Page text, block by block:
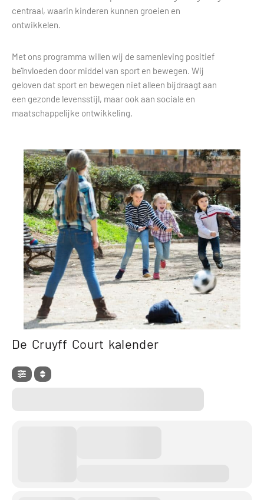
centraal, waarin kinderen kunnen groeien en
ontwikkelen.
Met ons programma willen wij de samenleving positief
beïnvloeden door middel van sport en bewegen. Wij
geloven dat sport en bewegen niet alleen bijdraagt aan
een gezonde levensstijl, maar ook aan sociale en
maatschappelijke ontwikkeling.
De Cruyff Court kalender